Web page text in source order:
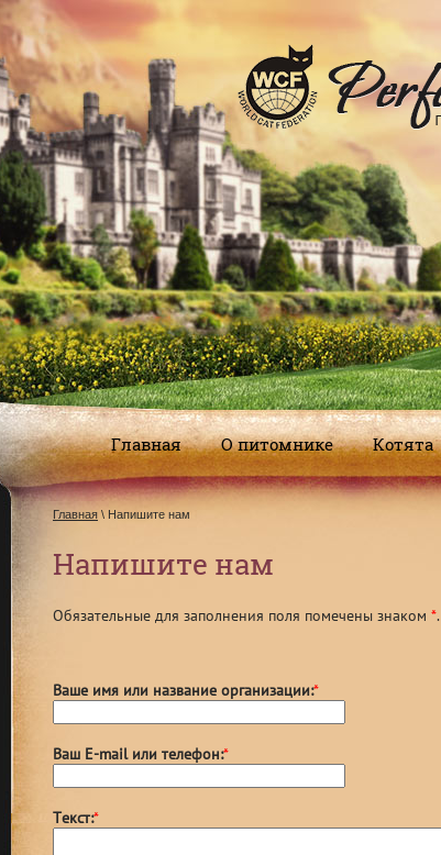
Главная О питомнике Котята
Главная \ Напишите нам
Напишите нам
Обязательные для заполнения поля помечены знаком *.
Ваше имя или название организации:*
Ваш E-mail или телефон:*
Текст:*